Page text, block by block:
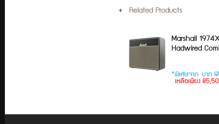
Related Products
Marshall
Hadwired
*พิเศษจาก บาท
เหลือเพียง